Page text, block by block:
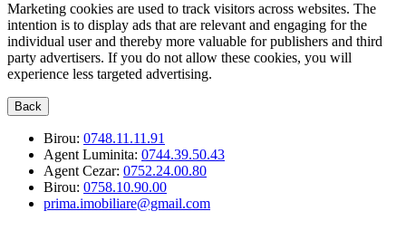
Marketing cookies are used to track visitors across websites. The
intention is to display ads that are relevant and engaging for the
individual user and thereby more valuable for publishers and third
party advertisers. If you do not allow these cookies, you will
experience less targeted advertising.
Back
Birou: 0748.11.11.91
Agent Luminita: 0744.39.50.43
Agent Cezar: 0752.24.00.80
Birou: 0758.10.90.00
prima.imobiliare@gmail.com